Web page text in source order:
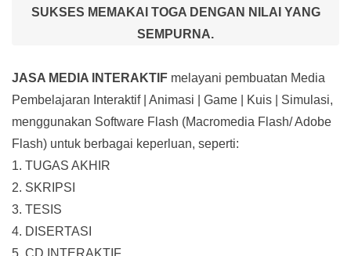
SUKSES MEMAKAI TOGA DENGAN NILAI YANG
SEMPURNA.
JASA MEDIA INTERAKTIF melayani pembuatan Media
Pembelajaran Interaktif| Animasi | Game | Kuis | Simulasi,
menggunakan Software Flash (Macromedia Flash/ Adobe
Flash) untuk berbagai keperluan, seperti:
1. TUGAS AKHIR
2. SKRIPSI
3. TESIS
4. DISERTASI
5. CD INTERAKTIF